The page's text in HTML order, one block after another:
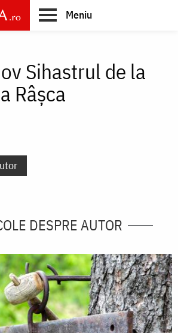
Meniu
Sihastrul de la
Râşca
DESPRE AUTOR